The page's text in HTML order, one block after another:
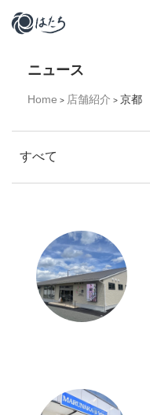
ニュース
Home > 店舗紹介 > 京都
すべて